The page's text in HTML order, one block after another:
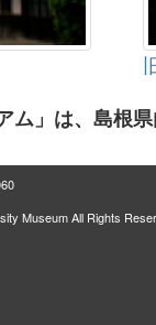
ム」は、島根
Museum All Rights